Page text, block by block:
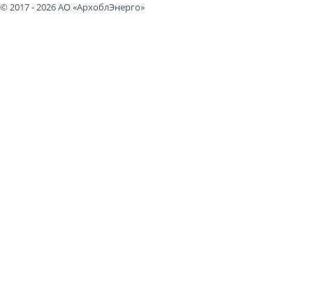
© 2017 - 2026 АО «АрхоблЭнерго»